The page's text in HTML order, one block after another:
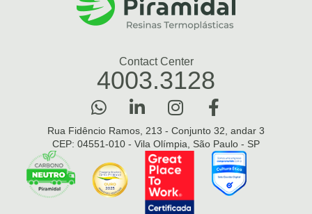
Contact Center
4003.3128
Rua Fidêncio Ramos, 213 - Conjunto 32, andar 3
CEP: 04551-010 - Vila Olímpia, São Paulo - SP